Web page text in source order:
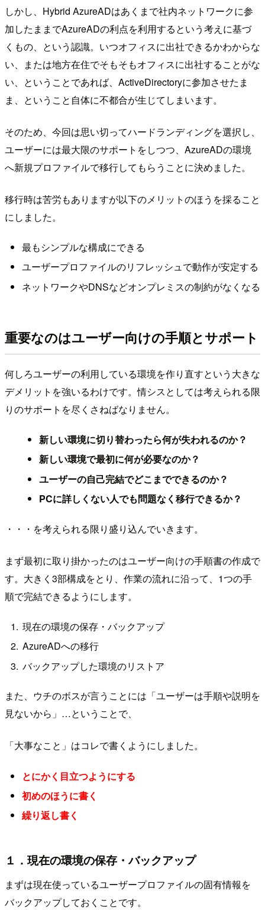
しかし、Hybrid AzureADはあくまで社内ネットワークに参
加したままでAzureADの利点を利用するという考えに基づ
くもの、という認識。いつオフィスに出社できるかわからな
い、または地方在住でそもそもオフィスに出社することがな
い、ということであれば、ActiveDirectoryに参加させたま
ま、ということ自体に不都合が生じてしまいます。
そのため、今回は思い切ってハードランディングを選択し、
ユーザーには最大限のサポートをしつつ、AzureADの環境
へ新規プロファイルで移行してもらうことに決めました。
移行時は苦労もありますが以下のメリットのほうを採ること
にしました。
最もシンプルな構成にできる
ユーザープロファイルのリフレッシュで動作が安定する
ネットワークやDNSなどオンプレミスの制約がなくなる
重要なのはユーザー向けの手順とサポート
何しろユーザーの利用している環境を作り直すという大きな
デメリットを強いるわけです。情シスとしては考えられる限
りのサポートを尽くさねばなりません。
新しい環境に切り替わったら何が失われるのか？
新しい環境で最初に何が必要なのか？
ユーザーの自己完結でどこまでできるのか？
PCに詳しくない人でも問題なく移行できるか？
・・・を考えられる限り盛り込んでいきます。
まず最初に取り掛かったのはユーザー向けの手順書の作成で
す。大きく3部構成をとり、作業の流れに沿って、1つの手
順で完結できるようにします。
現在の環境の保存・バックアップ
AzureADへの移行
バックアップした環境のリストア
また、ウチのボスが言うことには「ユーザーは手順や説明を
見ないから」…ということで、
「大事なこと」はコレで書くようにしました。
とにかく目立つようにする
初めのほうに書く
繰り返し書く
１．現在の環境の保存・バックアップ
まずは現在使っているユーザープロファイルの固有情報を
バックアップしておくことです。